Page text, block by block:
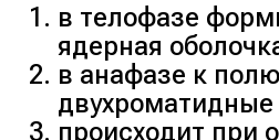
в телофазе
ядерная
в анафазе к
происходит при